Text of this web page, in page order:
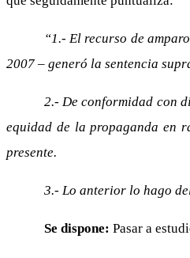
“1.- El recurso de
2007 – generó la sentencia
2.- De conformidad con
equidad de la propaganda en
presente.
3.- Lo anterior lo hago
Se dispone: Pasar a